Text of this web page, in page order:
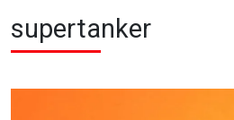
supertanker